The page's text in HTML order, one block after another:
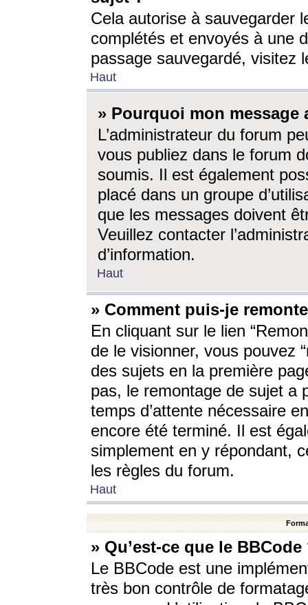
Cela autorise à sauvegarder
complétés et envoyés à une
passage sauvegardé, visitez
Haut
» Pourquoi mon message
L’administrateur du forum
vous publiez dans le forum
soumis. Il est également
placé dans un groupe
que les messages doivent
Veuillez contacter
d’information.
Haut
» Comment puis-je
En cliquant sur le lien
de le visionner, vous pouvez
des sujets en la première
pas, le remontage de sujet a
temps d’attente nécessaire
encore été terminé. Il est
simplement en y répondant,
les règles du forum.
Haut
» Qu’est-ce que le BBCode
Le BBCode est une
très bon contrôle de